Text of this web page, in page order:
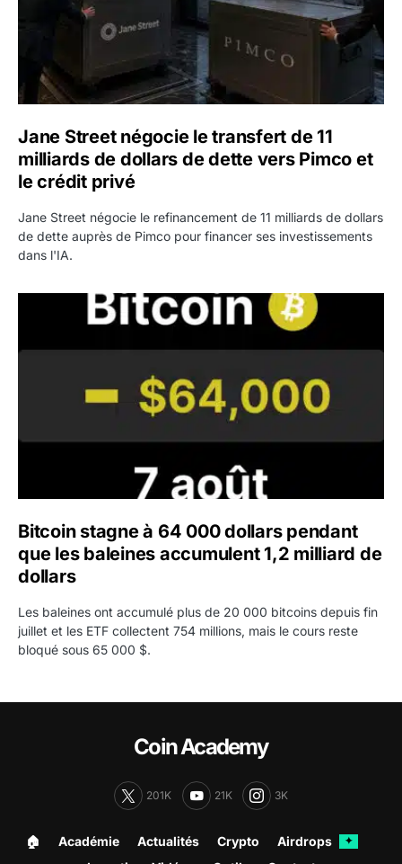
Jane Street négocie le transfert de 11
milliards de dollars de dette vers Pimco et
le crédit privé
Jane Street négocie le refinancement de 11 milliards de dollars
de dette auprès de Pimco pour financer ses investissements
dans l'IA.
Bitcoin stagne à 64 000 dollars pendant que les
Bitcoin stagne à 64 000 dollars pendant
que les baleines accumulent 1,2 milliard de
dollars
Les baleines ont accumulé plus de 20 000 bitcoins depuis fin
juillet et les ETF collectent 754 millions, mais le cours reste
bloqué sous 65 000 $.
Coin Academy
201K 21K 3K
🏠︎ Académie Actualités Crypto Airdrops ✦